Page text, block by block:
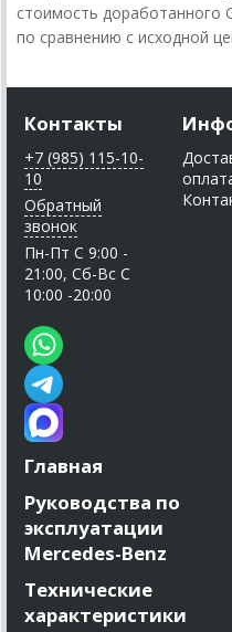
стоимость доработанного
по сравнению с исходной
Контакты
+7 (985) 115-10-
10
Обратный
звонок
Пн-Пт C 9:00 -
21:00, Сб-Вс С
10:00 -20:00
Главная
Руководства по
эксплуатации
Mercedes-Benz
Технические
характеристики